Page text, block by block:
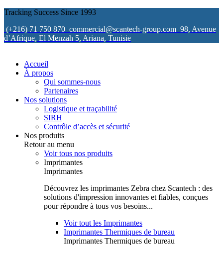
Tracking Success Since 1993
(+216) 71 750 870 commercial@scantech-group.com 98, Avenue
d’Afrique, El Menzah 5, Ariana, Tunisie
Accueil
À propos
Qui sommes-nous
Partenaires
Nos solutions
Logistique et traçabilité
SIRH
Contrôle d’accès et sécurité
Nos produits
Retour au menu
Voir tous nos produits
Imprimantes
Imprimantes
Découvrez les imprimantes Zebra chez Scantech : des
solutions d'impression innovantes et fiables, conçues
pour répondre à tous vos besoins...
Voir tout les Imprimantes
Imprimantes Thermiques de bureau
Imprimantes Thermiques de bureau